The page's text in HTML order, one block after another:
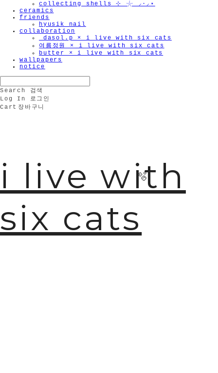
collecting shells ⊹ 𓇼 ⸝·⸝⋆
ceramics
friends
hyusik_nail
collaboration
_dasol.p × i live with six cats
여름정원 × i live with six cats
butter × i live with six cats
wallpapers
notice
Search
검색
Log In
로그인
Cart 장바구니
i live with
six cats